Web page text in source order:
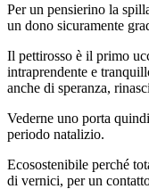
Per un pensierino la
un dono sicuramente
Il pettirosso è il primo
intraprendente e
anche di speranza,
Vederne uno porta
periodo natalizio.
Ecosostenibile perché
di vernici, per un